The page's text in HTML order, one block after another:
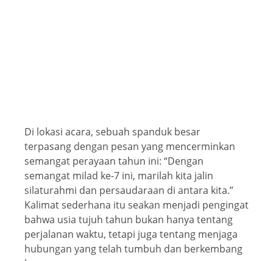
Di lokasi acara, sebuah spanduk besar
terpasang dengan pesan yang mencerminkan
semangat perayaan tahun ini: “Dengan
semangat milad ke-7 ini, marilah kita jalin
silaturahmi dan persaudaraan di antara kita.”
Kalimat sederhana itu seakan menjadi pengingat
bahwa usia tujuh tahun bukan hanya tentang
perjalanan waktu, tetapi juga tentang menjaga
hubungan yang telah tumbuh dan berkembang